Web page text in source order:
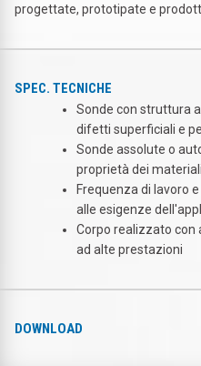
progettate, prototipate e
SPEC. TECNICHE
Sonde con struttura
difetti superficiali e
Sonde assolute o
proprietà dei materiali
Frequenza di lavoro
alle esigenze
Corpo realizzato con
ad alte prestazioni
DOWNLOAD